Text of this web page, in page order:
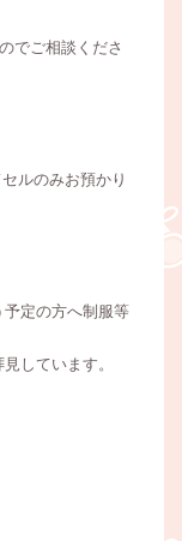
でご相談くださ
ルのみお預かり
予定の方へ制服等
しています。